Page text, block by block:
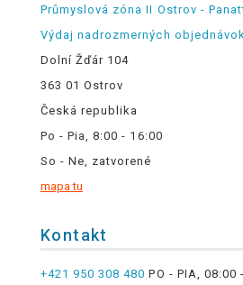
Průmyslová zóna II Ostrov -
Výdaj nadrozmerných objednávok
Dolní Žďár 104
363 01 Ostrov
Česká republika
Po - Pia, 8:00 - 16:00
So - Ne, zatvorené
mapa tu
Kontakt
+421 950 308 480 PO - PIA, 08:00